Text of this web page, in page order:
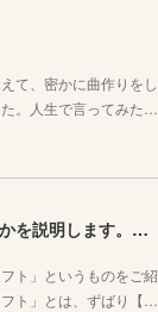
て、密かに曲作りをし
。人生で言ってみた…
パラダイムシフトとは何かを説明します。あなたも使ってみましょう
ト」というものをご紹
ト」とは、ずばり【…